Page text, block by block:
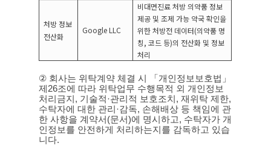
처방 정보
전산화
Google LLC
비대면진료 처방 의약품 정보
제공 및 조제 가능 약국 확인을
위한 처방전 데이터(의약품 명
칭,코드 등)의 전산화 및 정보
처리
② 회사는 위탁계약 체결 시 「개인정보보호법」
제26조에 따라 위탁업무 수행목적 외 개인정보
처리금지 , 기술적·관리적 보호조치 ,재위탁 제한,
수탁자에 대한 관리 ·감독, 손해배상 등 책임에 관
한 사항을 계약서 (문서)에 명시하고, 수탁자가 개
인정보를 안전하게 처리하는지를 감독하고 있습
니다.